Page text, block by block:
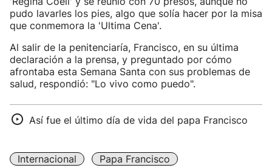
pudo lavarles los pies, algo que solía hacer por la misa
que conmemora la 'Ultima Cena'.
Al salir de la penitenciaría, Francisco, en su última
declaración a la prensa, y preguntado por cómo
afrontaba esta Semana Santa con sus problemas de
salud, respondió: "Lo vivo como puedo".
Así fue el último día de vida del papa Francisco
Internacional
Papa Francisco